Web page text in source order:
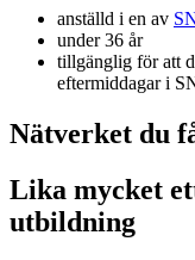
anställd i en av
under 36 år
tillgänglig för att
eftermiddagar i
Nätverket du
Lika mycket
utbildning